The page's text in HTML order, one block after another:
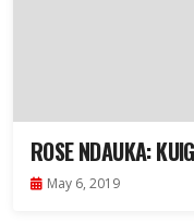
ROSE NDAUKA:
May 6, 2019